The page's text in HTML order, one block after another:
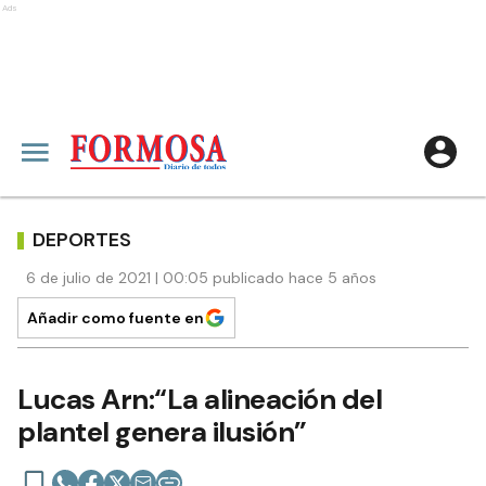
Ads
DEPORTES
6 de julio de 2021 | 00:05 publicado hace 5 años
Añadir como fuente en
Lucas Arn:“La alineación del
plantel genera ilusión”